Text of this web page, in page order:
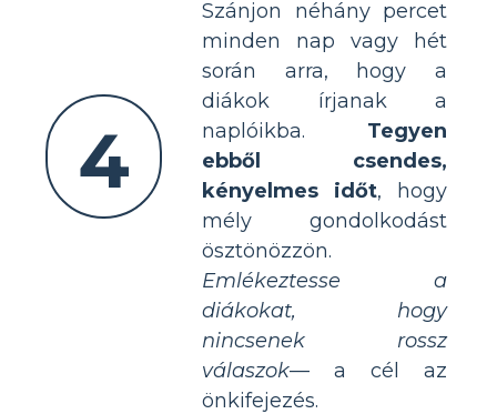
4
Szánjon néhány percet
minden nap vagy hét
során arra, hogy a
diákok írjanak a
naplóikba. Tegyen
ebből csendes,
kényelmes időt, hogy
mély gondolkodást
ösztönözzön.
Emlékeztesse a
diákokat, hogy
nincsenek rossz
válaszok— a cél az
önkifejezés.